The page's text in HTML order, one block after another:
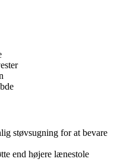
støvsugning for at bevare
end højere lænestole